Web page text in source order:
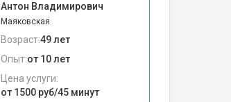
Антон Владимирович
Маяковская
Возраст:49 лет
Опыт:от 10 лет
Цена услуги:
от 1500 руб/45 минут